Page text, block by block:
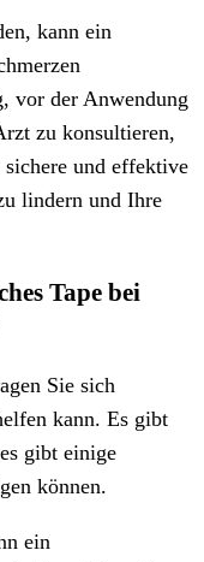
kann ein
vor der Anwendung
zu konsultieren,
sichere und effektive
lindern und Ihre
Tape bei
Sie sich
kann. Es gibt
gibt einige
können.
ein